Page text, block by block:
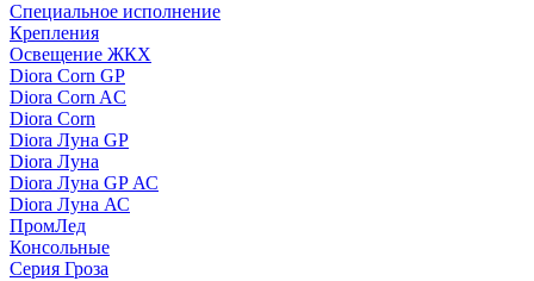
Специальное исполнение
Крепления
Освещение ЖКХ
Diora Corn GP
Diora Corn AC
Diora Corn
Diora Луна GP
Diora Луна
Diora Луна GP АС
Diora Луна АС
ПромЛед
Консольные
Серия Гроза